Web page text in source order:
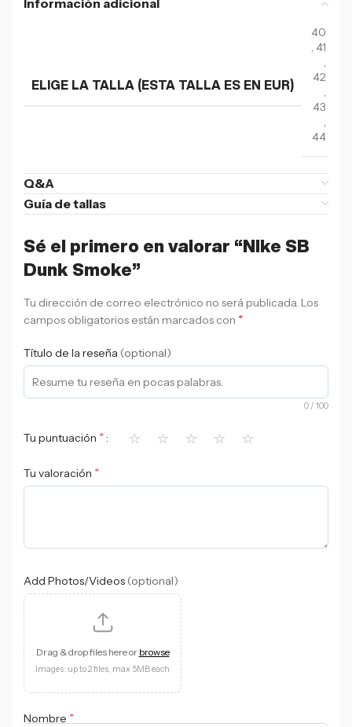
Información adicional
ELIGE LA TALLA (ESTA TALLA ES EN EUR)
40
, 41
,
42
,
43
,
44
Q&A
Guía de tallas
Sé el primero en valorar “NIke SB
Dunk Smoke”
Tu dirección de correo electrónico no será publicada. Los
campos obligatorios están marcados con *
Título de la reseña (optional)
0 / 100
Tu puntuación * ⭐ ⭐ ⭐ ⭐ ⭐
Tu valoración *
Add Photos/Videos (optional)
Drag & drop files here or browse
Images: up to 2 files, max 5MB each
Nombre *